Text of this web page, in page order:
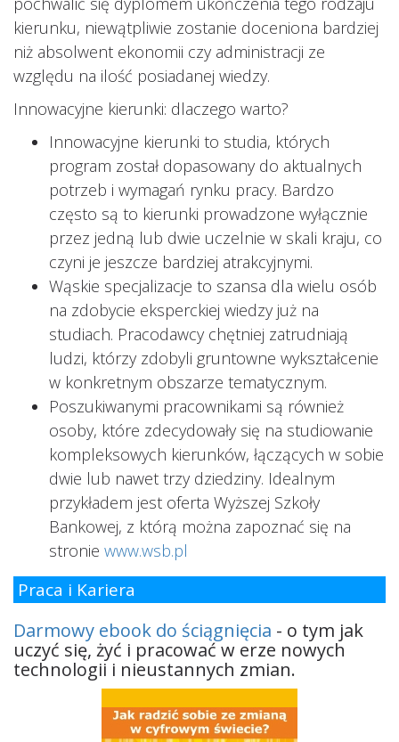
kierunku, niewątpliwie zostanie doceniona bardziej
niż absolwent ekonomii czy administracji ze
względu na ilość posiadanej wiedzy.
Innowacyjne kierunki: dlaczego warto?
Innowacyjne kierunki to studia, których
program został dopasowany do aktualnych
potrzeb i wymagań rynku pracy. Bardzo
często są to kierunki prowadzone wyłącznie
przez jedną lub dwie uczelnie w skali kraju, co
czyni je jeszcze bardziej atrakcyjnymi.
Wąskie specjalizacje to szansa dla wielu osób
na zdobycie eksperckiej wiedzy już na
studiach. Pracodawcy chętniej zatrudniają
ludzi, którzy zdobyli gruntowne wykształcenie
w konkretnym obszarze tematycznym.
Poszukiwanymi pracownikami są również
osoby, które zdecydowały się na studiowanie
kompleksowych kierunków, łączących w sobie
dwie lub nawet trzy dziedziny. Idealnym
przykładem jest oferta Wyższej Szkoły
Bankowej, z którą można zapoznać się na
stronie www.wsb.pl
Praca i Kariera
Darmowy ebook do ściągnięcia - o tym jak
uczyć się, żyć i pracować w erze nowych
technologii i nieustannych zmian.